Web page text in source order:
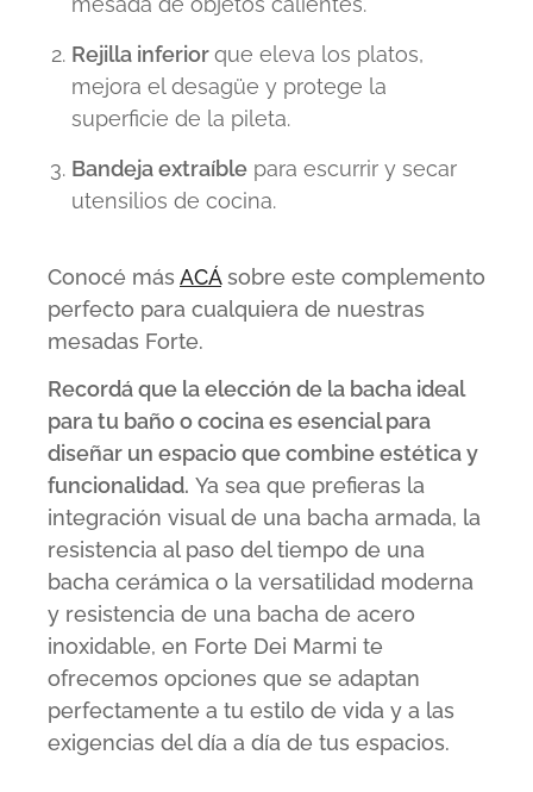
Rejilla inferiorque eleva los platos,
mejora el desagüe y protege la
superficie de la pileta.
Bandeja extraíble para escurrir y secar
utensilios de cocina.
Conocé más ACÁsobre este complemento
perfecto para cualquiera de nuestras
mesadas Forte.
Recordá que la elección de la bacha ideal
para tu baño o cocina es esencial para
diseñar un espacio que combine estética y
funcionalidad. Ya sea que prefieras la
integración visual de una bacha armada, la
resistencia al paso del tiempo de una
bacha cerámica o la versatilidad moderna
y resistencia de una bacha de acero
inoxidable, en Forte Dei Marmi te
ofrecemos opciones que se adaptan
perfectamente a tu estilo de vida y a las
exigencias del día a día de tus espacios.